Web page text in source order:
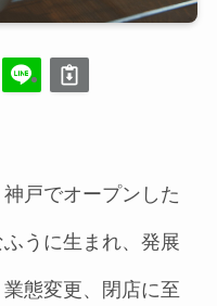
戸でオープンした
ふうに生まれ、発展
態変更、閉店に至